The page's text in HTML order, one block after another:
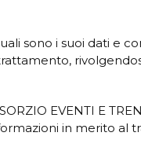
sono i suoi dati e
EVENTI E
in merito al